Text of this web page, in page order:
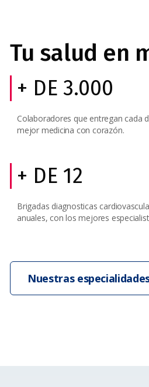
Tu salud en
+ DE 3.000
Colaboradores que entregan cada
mejor medicina con corazón.
+ DE 12
Brigadas diagnosticas
anuales, con los mejores
Nuestras